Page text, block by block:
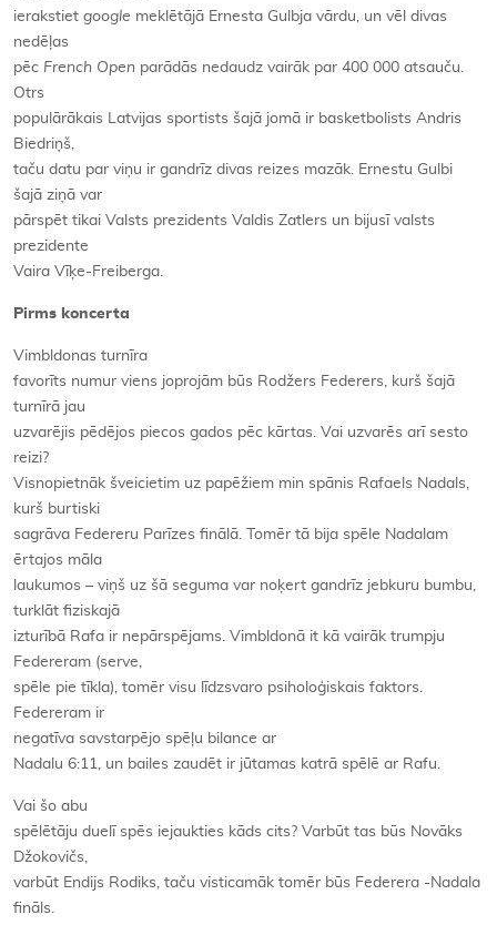
ierakstiet google meklētājā Ernesta Gulbja vārdu, un vēl divas
nedēļas
pēc French Open parādās nedaudz vairāk par 400 000 atsauču.
Otrs
populārākais Latvijas sportists šajā jomā ir basketbolists Andris
Biedriņš,
taču datu par viņu ir gandrīz divas reizes mazāk. Ernestu Gulbi
šajā ziņā var
pārspēt tikai Valsts prezidents Valdis Zatlers un bijusī valsts
prezidente
Vaira Vīķe-Freiberga.
Pirms koncerta
Vimbldonas turnīra
favorīts numur viens joprojām būs Rodžers Federers, kurš šajā
turnīrā jau
uzvarējis pēdējos piecos gados pēc kārtas. Vai uzvarēs arī sesto
reizi?
Visnopietnāk šveicietim uz papēžiem min spānis Rafaels Nadals,
kurš burtiski
sagrāva Federeru Parīzes finālā. Tomēr tā bija spēle Nadalam
ērtajos māla
laukumos – viņš uz šā seguma var noķert gandrīz jebkuru bumbu,
turklāt fiziskajā
izturībā Rafa ir nepārspējams. Vimbldonā it kā vairāk trumpju
Federeram (serve,
spēle pie tīkla), tomēr visu līdzsvaro psiholoģiskais faktors.
Federeram ir
negatīva savstarpējo spēļu bilance ar
Nadalu 6:11, un bailes zaudēt ir jūtamas katrā spēlē ar Rafu.
Vai šo abu
spēlētāju duelī spēs iejaukties kāds cits? Varbūt tas būs Novāks
Džokovičs,
varbūt Endijs Rodiks, taču visticamāk tomēr būs Federera -Nadala
fināls.